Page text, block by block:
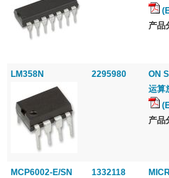
产品
LM358N 2295980
ON
运算
产品
MCP6002-E/SN 1332118